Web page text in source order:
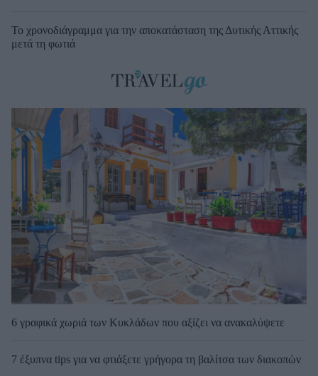
Το χρονοδιάγραμμα για την αποκατάσταση της Δυτικής Αττικής
μετά τη φωτιά
6 γραφικά χωριά των Κυκλάδων που αξίζει να ανακαλύψετε
7 έξυπνα tips για να φτιάξετε γρήγορα τη βαλίτσα των διακοπών